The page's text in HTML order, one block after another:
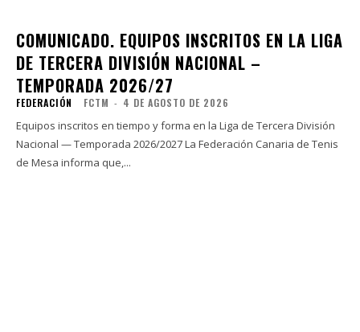
COMUNICADO. EQUIPOS INSCRITOS EN LA LIGA
DE TERCERA DIVISIÓN NACIONAL –
TEMPORADA 2026/27
FEDERACIÓN FCTM - 4 DE AGOSTO DE 2026
Equipos inscritos en tiempo y forma en la Liga de Tercera División
Nacional — Temporada 2026/2027 La Federación Canaria de Tenis
de Mesa informa que,...